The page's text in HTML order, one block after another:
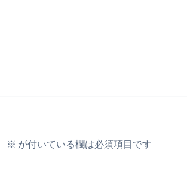
※ が付いている欄は必須項目です